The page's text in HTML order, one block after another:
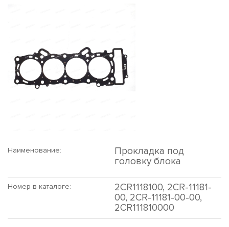
Наименование:
Прокладка под
головку блока
Номер в каталоге:
2CR1118100, 2CR-11181-
00, 2CR-11181-00-00,
2CR111810000